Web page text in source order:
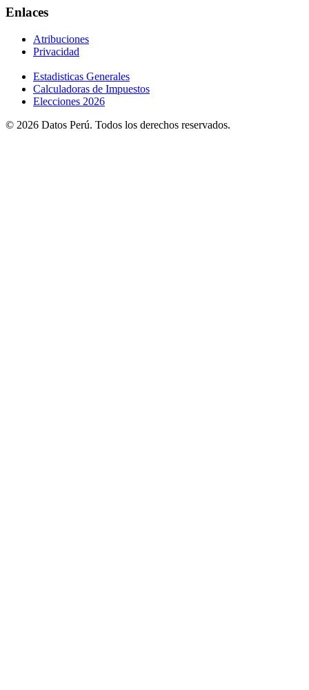
Enlaces
Atribuciones
Privacidad
Estadisticas Generales
Calculadoras de Impuestos
Elecciones 2026
© 2026 Datos Perú. Todos los derechos reservados.